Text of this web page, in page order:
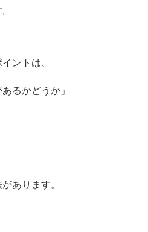
ントは、
るかどうか」
あります。